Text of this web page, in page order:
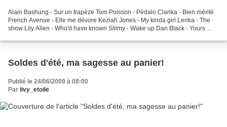
Alain Bashung - Sur un trapèze Tom Poisson - Pédalo Clarika - Bien mérité
French Avenue - Elle me dévore Keziah Jones - My kinda girl Lenka - The
show Lily Allen - Who'd have known Sliimy - Wake up Dan Black - Yours
Soldes d'été, ma sagesse au panier!
Publié le 24/06/2009 à 08:00
Par livy_etoile